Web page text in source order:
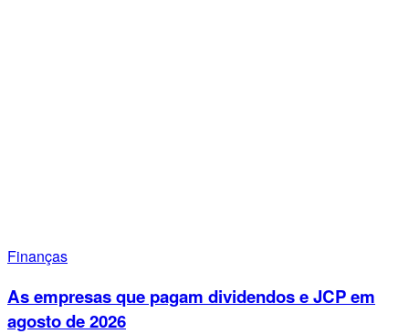
Finanças
As empresas que pagam dividendos e JCP em
agosto de 2026